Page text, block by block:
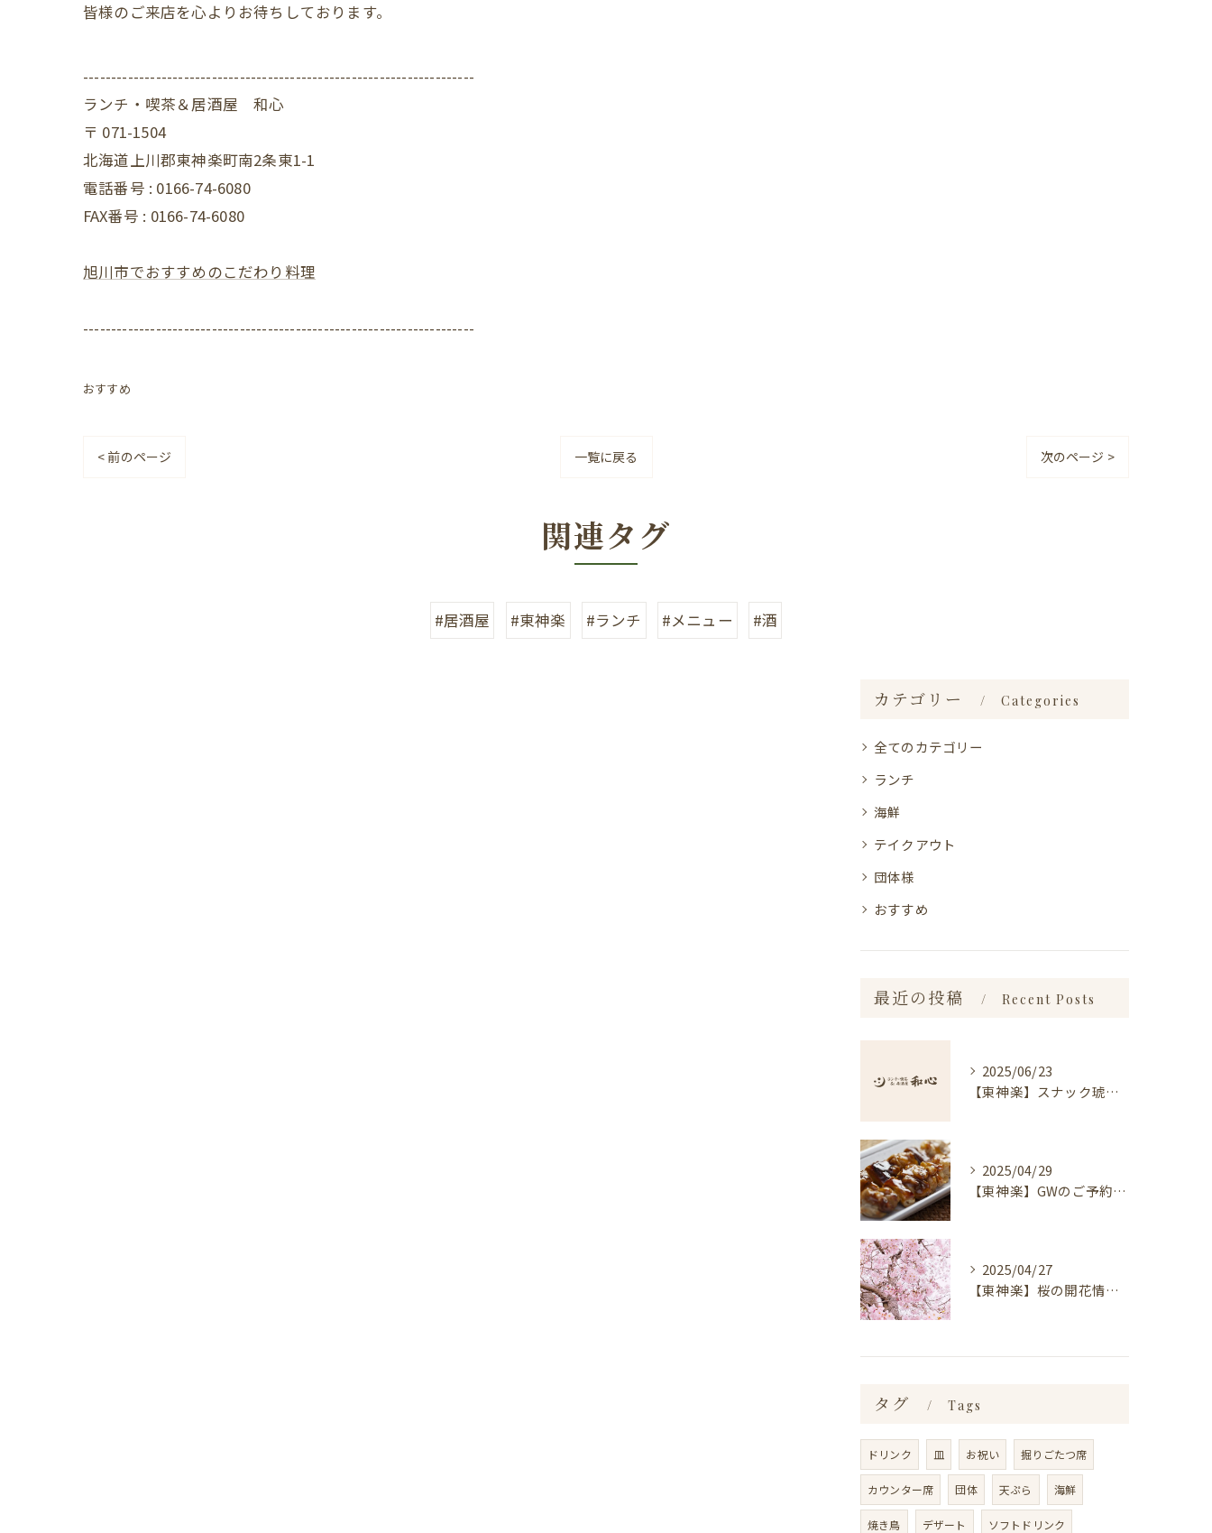
皆様のご来店を心よりお待ちしております。
----------------------------------------------------------------------
ランチ・喫茶＆居酒屋 和心
〒 071-1504
北海道上川郡東神楽町南2条東1-1
電話番号 : 0166-74-6080
FAX番号 : 0166-74-6080
旭川市でおすすめのこだわり料理
----------------------------------------------------------------------
おすすめ
< 前のページ 一覧に戻る 次のページ >
関連タグ
#居酒屋 #東神楽 #ランチ #メニュー #酒
カテゴリー Categories
全てのカテゴリー
ランチ
海鮮
テイクアウト
団体様
おすすめ
最近の投稿 Recent Posts
2025/06/23
【東神楽】スナック琥珀についてのお知らせ｜ランチ・喫茶＆居酒屋 和心
2025/04/29
【東神楽】GWのご予約受付中！｜ランチ・喫茶＆居酒屋 和心
2025/04/27
【東神楽】桜の開花情報＆お花見スポット｜ランチ・喫茶＆居酒屋 和心
タグ Tags
ドリンク 皿 お祝い 掘りごたつ席
カウンター席 団体 天ぷら 海鮮
焼き鳥 デザート ソフトドリンク